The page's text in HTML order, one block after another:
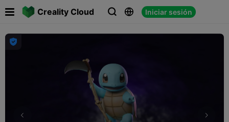
Creality Cloud   Iniciar sesión
 
